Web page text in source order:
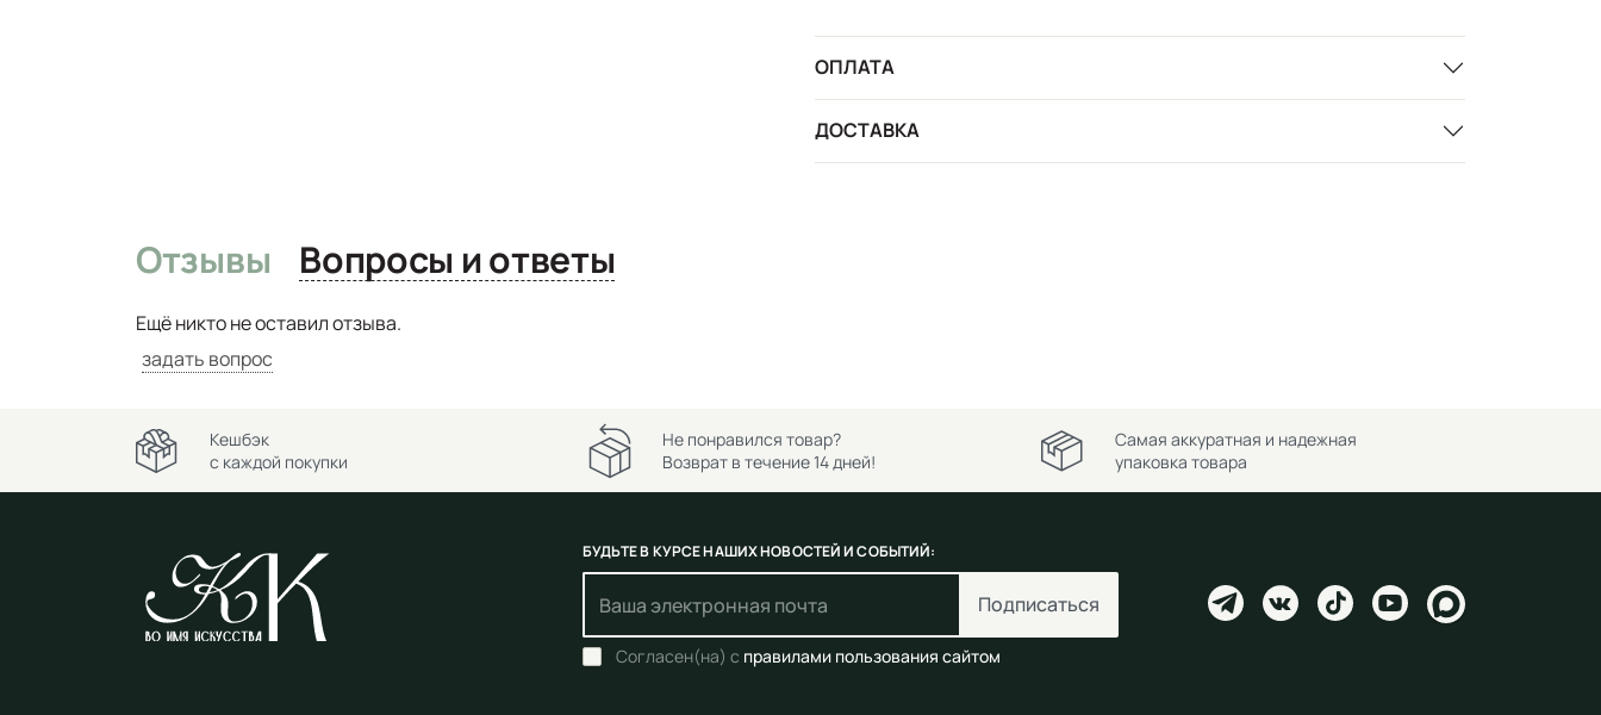
ОПЛАТА
ДОСТАВКА
Отзывы Вопросы и ответы
Ещё никто не оставил отзыва.
задать вопрос
Кешбэк
с каждой покупки
Не понравился товар?
Возврат в течение 14 дней!
Самая аккуратная и надежная
упаковка товара
БУДЬТЕ В КУРСЕ НАШИХ НОВОСТЕЙ И СОБЫТИЙ:
Подписаться
Согласен(на) с правилами пользования сайтом